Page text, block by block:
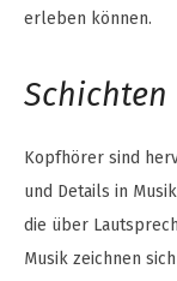
erleben können.
Kopfhörer sind
und Details in
die über
Musik zeichnen